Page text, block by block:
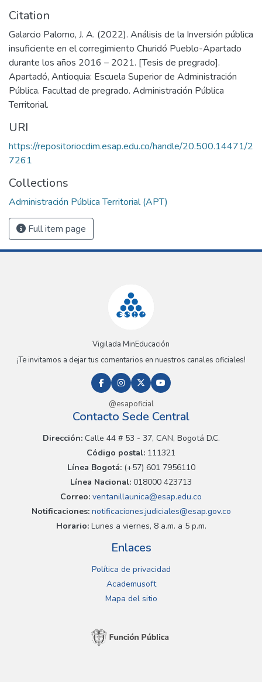
Citation
Galarcio Palomo, J. A. (2022). Análisis de la Inversión pública
insuficiente en el corregimiento Churidó Pueblo-Apartado
durante los años 2016 – 2021. [Tesis de pregrado].
Apartadó, Antioquia: Escuela Superior de Administración
Pública. Facultad de pregrado. Administración Pública
Territorial.
URI
https://repositoriocdim.esap.edu.co/handle/20.500.14471/2
7261
Collections
Administración Pública Territorial (APT)
Full item page
Vigilada MinEducación
¡Te invitamos a dejar tus comentarios en nuestros canales oficiales!
@esapoficial
Contacto Sede Central
Dirección:Calle 44 # 53 - 37, CAN, Bogotá D.C.
Código postal: 111321
Línea Bogotá:(+57) 601 7956110
Línea Nacional: 018000 423713
Correo: ventanillaunica@esap.edu.co
Notificaciones:notificaciones.judiciales@esap.gov.co
Horario:Lunes a viernes, 8 a.m. a 5 p.m.
Enlaces
Política de privacidad
Academusoft
Mapa del sitio